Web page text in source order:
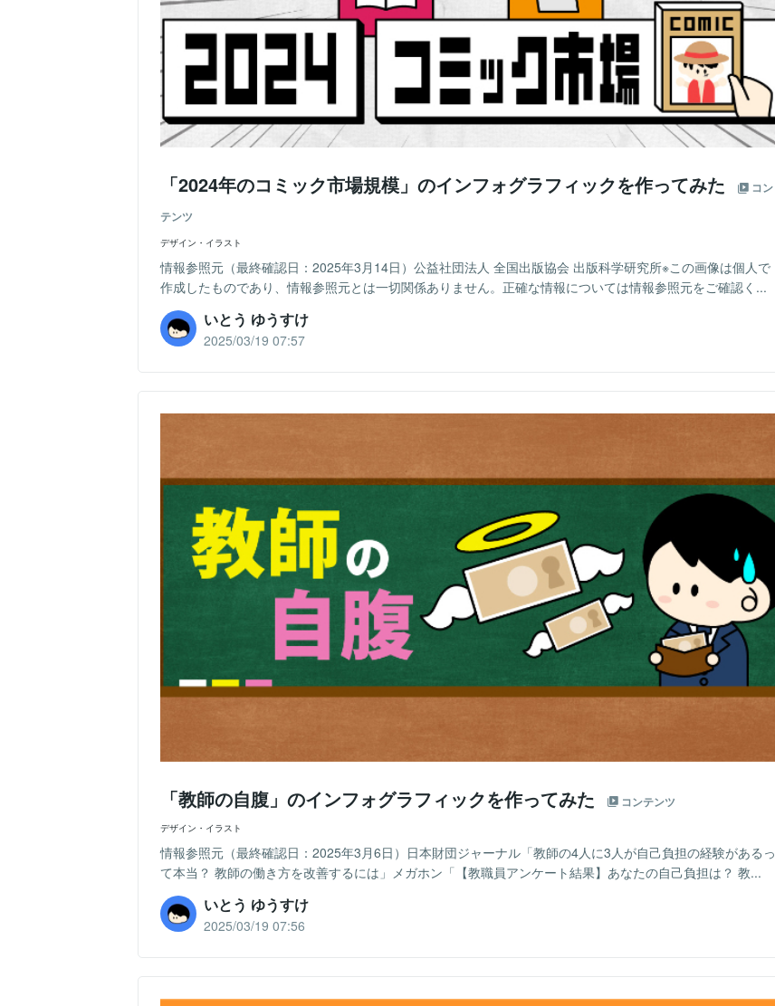
「2024年のコミック市場規模」のインフォグラフィックを作ってみた
コン
テンツ
デザイン・イラスト
情報参照元（最終確認日：2025年3月14日）公益社団法人 全国出版協会 出版科学研究所※この画像は個人で
作成したものであり、情報参照元とは一切関係ありません。正確な情報については情報参照元をご確認く...
いとう ゆうすけ
2025/03/19 07:57
「教師の自腹」のインフォグラフィックを作ってみた コンテンツ
デザイン・イラスト
情報参照元（最終確認日：2025年3月6日）日本財団ジャーナル「教師の4人に3人が自己負担の経験があるっ
て本当？ 教師の働き方を改善するには」メガホン「【教職員アンケート結果】あなたの自己負担は？ 教...
いとう ゆうすけ
2025/03/19 07:56